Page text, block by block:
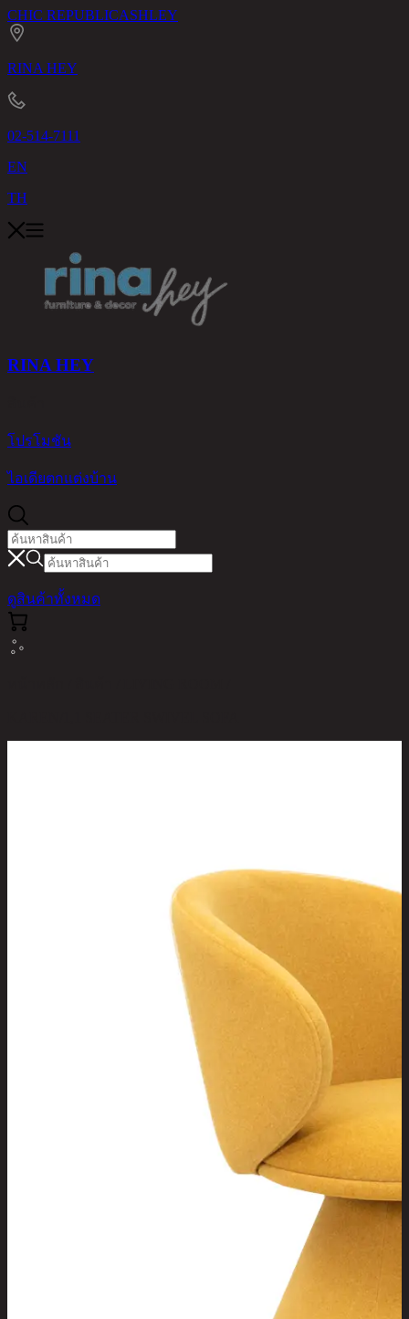
CHIC REPUBLICASHLEY
RINA HEY
02-514-7111
EN
TH
RINA HEY
โปรโมชัน
ไอเดียตกแต่งบ้าน
ดูสินค้าทั้งหมด